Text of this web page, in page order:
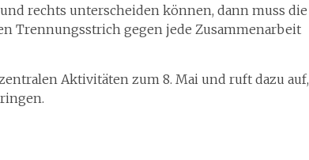
rechts unterscheiden können, dann muss die
Trennungsstrich gegen jede Zusammenarbeit
Aktivitäten zum 8. Mai und ruft dazu auf,